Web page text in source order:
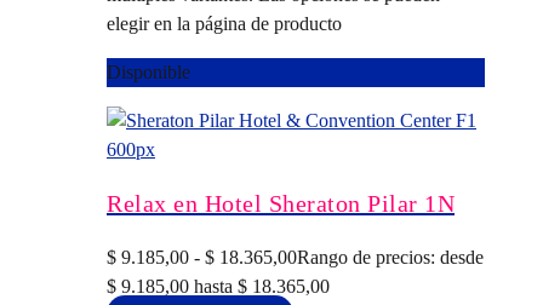
elegir en la página de producto
Disponible
Relax en Hotel Sheraton Pilar 1N
$ 9.185,00 - $ 18.365,00Rango de precios: desde
$ 9.185,00 hasta $ 18.365,00